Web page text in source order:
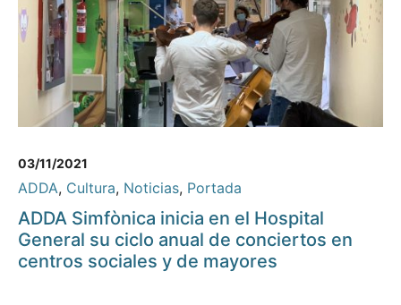
03/11/2021
ADDA, Cultura, Noticias, Portada
ADDA Simfònica inicia en el Hospital
General su ciclo anual de conciertos en
centros sociales y de mayores